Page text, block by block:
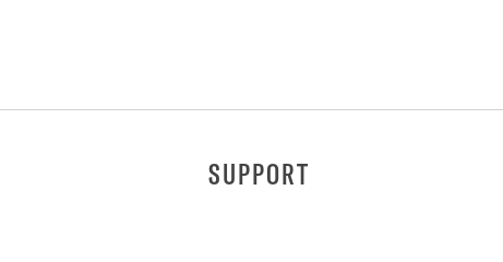
SUPPORT